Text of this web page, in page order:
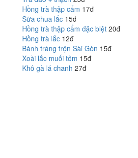
Hồng trà thập cẩm 17đ
Sữa chua lắc 15đ
Hồng trà thập cẩm đặc biệt 20đ
Hồng trà lắc 12đ
Bánh tráng trộn Sài Gòn 15đ
Xoài lắc muối tôm 15đ
Khô gà lá chanh 27đ